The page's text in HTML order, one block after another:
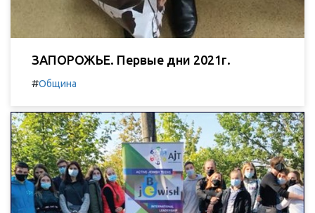
ЗАПОРОЖЬЕ. Первые дни 2021г.
#Община